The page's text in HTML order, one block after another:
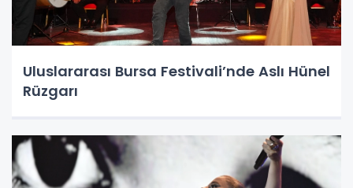
Uluslararası Bursa Festivali’nde Aslı Hünel
Rüzgarı